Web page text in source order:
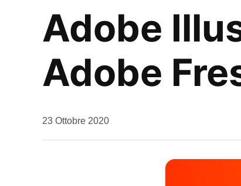
Adobe
Adobe
da
23 Ottobre 2020